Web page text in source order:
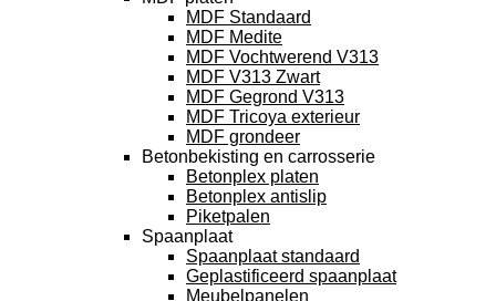
MDF Standaard
MDF Medite
MDF Vochtwerend V313
MDF V313 Zwart
MDF Gegrond V313
MDF Tricoya exterieur
MDF grondeer
Betonbekisting en carrosserie
Betonplex platen
Betonplex antislip
Piketpalen
Spaanplaat
Spaanplaat standaard
Geplastificeerd spaanplaat
Meubelpanelen